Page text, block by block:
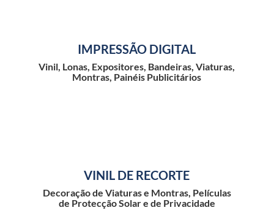
IMPRESSÃO DIGITAL
Vinil, Lonas, Expositores, Bandeiras, Viaturas,
Montras, Painéis Publicitários
VINIL DE RECORTE
Decoração de Viaturas e Montras, Películas
de Protecção Solar e de Privacidade